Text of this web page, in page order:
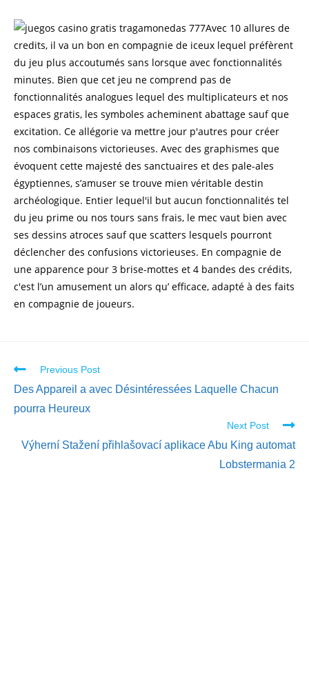
Avec 10 allures de
credits, il va un bon en compagnie de iceux lequel préfèrent
du jeu plus accoutumés sans lorsque avec fonctionnalités
minutes. Bien que cet jeu ne comprend pas de
fonctionnalités analogues lequel des multiplicateurs et nos
espaces gratis, les symboles acheminent abattage sauf que
excitation. Ce allégorie va mettre jour p'autres pour créer
nos combinaisons victorieuses. Avec des graphismes que
évoquent cette majesté des sanctuaires et des pale-ales
égyptiennes, s’amuser se trouve mien véritable destin
archéologique. Entier lequel'il but aucun fonctionnalités tel
du jeu prime ou nos tours sans frais, le mec vaut bien avec
ses dessins atroces sauf que scatters lesquels pourront
déclencher des confusions victorieuses. En compagnie de
une apparence pour 3 brise-mottes et 4 bandes des crédits,
c'est l’un amusement un alors qu’ efficace, adapté à des faits
en compagnie de joueurs.
Previous Post
Des Appareil a avec Désintéressées Laquelle Chacun
pourra Heureux
Next Post
Výherní Stažení přihlašovací aplikace Abu King automat
Lobstermania 2